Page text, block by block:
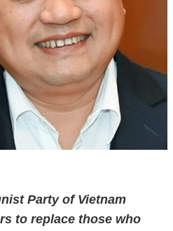
Party of Vietnam
to replace those who